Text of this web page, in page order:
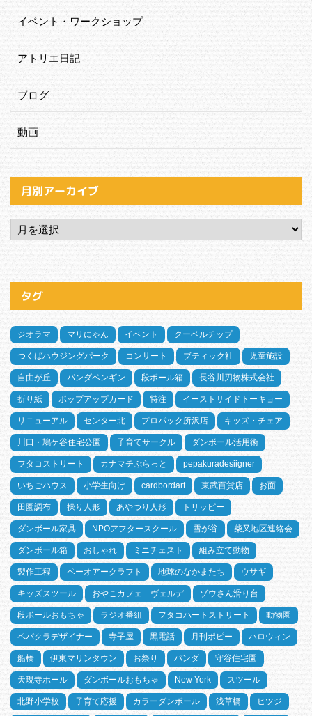
イベント・ワークショップ
アトリエ日記
ブログ
動画
月別アーカイブ
タグ
ジオラマ マリにゃん イベント クーベルチップ
つくばハウジングパーク コンサート ブティック社 児童施設
自由が丘 パンダペンギン 段ボール箱 長谷川刃物株式会社
折り紙 ポップアップカード 特注 イーストサイドトーキョー
リニューアル センター北 プロパック所沢店 キッズ・チェア
川口・鳩ケ谷住宅公園 子育てサークル ダンボール活用術
フタコストリート カナマチぷらっと pepakuradesiigner
いちごハウス 小学生向け cardbordart 東武百貨店 お面
田園調布 操り人形 あやつり人形 トリッピー
ダンボール家具 NPOアフタースクール 雪が谷 柴又地区連絡会
ダンボール箱 おしゃれ ミニチェスト 組み立て動物
製作工程 ペーオアークラフト 地球のなかまたち ウサギ
キッズスツール おやこカフェ ヴェルデ ゾウさん滑り台
段ボールおもちゃ ラジオ番組 フタコハートストリート 動物園
ペパクラデザイナー 寺子屋 黒電話 月刊ポピー ハロウィン
船橋 伊東マリンタウン お祭り パンダ 守谷住宅園
天現寺ホール ダンボールおもちゃ New York スツール
北野小学校 子育て応援 カラーダンボール 浅草橋 ヒツジ